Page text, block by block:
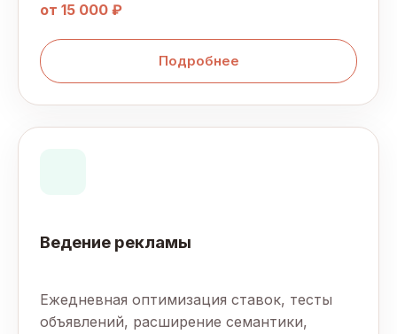
от 15 000 ₽
Подробнее
Ведение рекламы
Ежедневная оптимизация ставок, тесты
объявлений, расширение семантики,